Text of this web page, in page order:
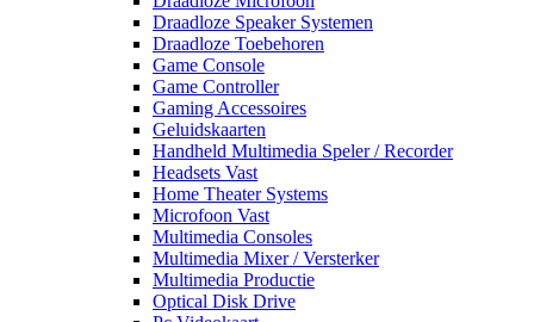
Draadloze Speaker Systemen
Draadloze Toebehoren
Game Console
Game Controller
Gaming Accessoires
Geluidskaarten
Handheld Multimedia Speler / Recorder
Headsets Vast
Home Theater Systems
Microfoon Vast
Multimedia Consoles
Multimedia Mixer / Versterker
Multimedia Productie
Optical Disk Drive